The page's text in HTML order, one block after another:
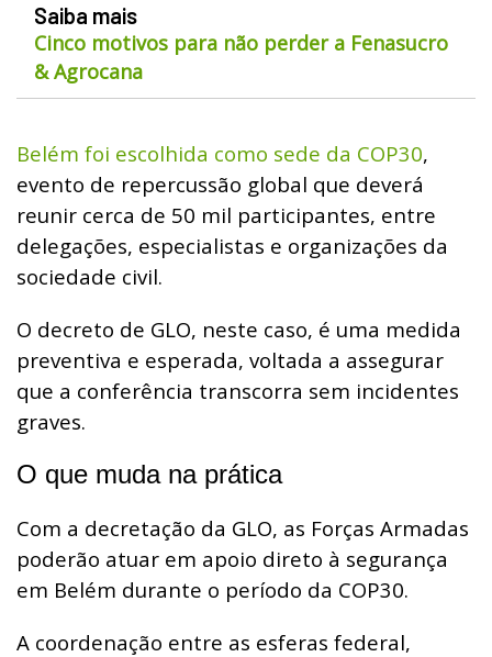
Saiba mais
Cinco motivos para não perder a Fenasucro
& Agrocana
Belém foi escolhida como sede da COP30,
evento de repercussão global que deverá
reunir cerca de 50 mil participantes, entre
delegações, especialistas e organizações da
sociedade civil.
O decreto de GLO, neste caso, é uma medida
preventiva e esperada, voltada a assegurar
que a conferência transcorra sem incidentes
graves.
O que muda na prática
Com a decretação da GLO, as Forças Armadas
poderão atuar em apoio direto à segurança
em Belém durante o período da COP30.
A coordenação entre as esferas federal,